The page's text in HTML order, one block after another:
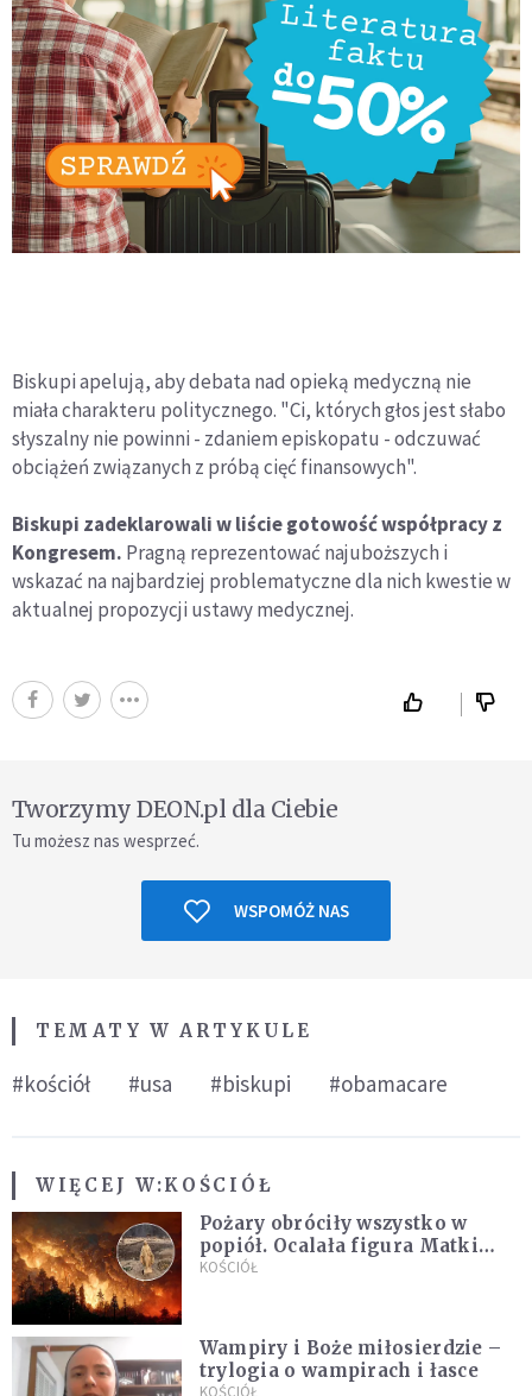
Biskupi apelują, aby debata nad opieką medyczną nie
miała charakteru politycznego. "Ci, których głos jest słabo
słyszalny nie powinni - zdaniem episkopatu - odczuwać
obciążeń związanych z próbą cięć finansowych".
Biskupi zadeklarowali w liście gotowość współpracy z
Kongresem. Pragną reprezentować najuboższych i
wskazać na najbardziej problematyczne dla nich kwestie w
aktualnej propozycji ustawy medycznej.
Tworzymy DEON.pl dla Ciebie
Tu możesz nas wesprzeć.
WSPOMÓŻ NAS
TEMATY W ARTYKULE
#kościół #usa #biskupi #obamacare
WIĘCEJ W:KOŚCIÓŁ
Pożary obróciły wszystko w
popiół. Ocalała figura Matki
Bożej
KOŚCIÓŁ
Wampiry i Boże miłosierdzie –
trylogia o wampirach i łasce
KOŚCIÓŁ